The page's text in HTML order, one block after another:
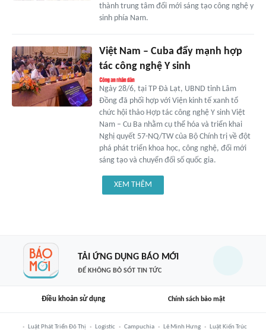
thành trung tâm đổi mới sáng tạo công nghệ y
sinh phía Nam.
Việt Nam – Cuba đẩy mạnh hợp
tác công nghệ Y sinh
Ngày 28/6, tại TP Đà Lạt, UBND tỉnh Lâm
Đồng đã phối hợp với Viện kinh tế xanh tổ
chức hội thảo Hợp tác công nghệ Y sinh Việt
Nam – Cu Ba nhằm cụ thể hóa và triển khai
Nghị quyết 57-NQ/TW của Bộ Chính trị về đột
phá phát triển khoa học, công nghệ, đổi mới
sáng tạo và chuyển đối số quốc gia.
XEM THÊM
TẢI ỨNG DỤNG BÁO MỚI
ĐỂ KHÔNG BỎ SÓT TIN TỨC
Điều khoản sử dụng Chính sách bảo mật
Luật Phát Triển Đô Thị Logistic Campuchia Lê Minh Hưng
Luật Kiến Trúc